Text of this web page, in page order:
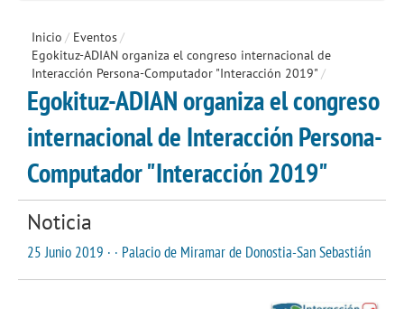
Inicio / Eventos/
Egokituz-ADIAN organiza el congreso internacional de
Interacción Persona-Computador "Interacción 2019" /
Egokituz-ADIAN organiza el congreso
internacional de Interacción Persona-
Computador "Interacción 2019"
Noticia
25 Junio 2019 · · Palacio de Miramar de Donostia-San Sebastián